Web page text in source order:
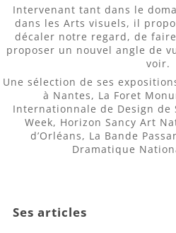
Intervenant tant dans le
dans les Arts visuels, il
décaler notre regard, de
proposer un nouvel angle de
voir.
Une sélection de ses
à Nantes, La Foret
Internationnale de Design de
Week, Horizon Sancy Art
d’Orléans, La Bande
Dramatique
Ses articles